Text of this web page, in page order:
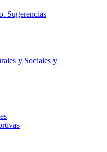
Sugerencias
y Sociales y